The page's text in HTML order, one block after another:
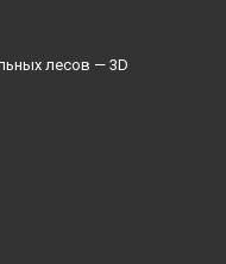
лесов — 3D